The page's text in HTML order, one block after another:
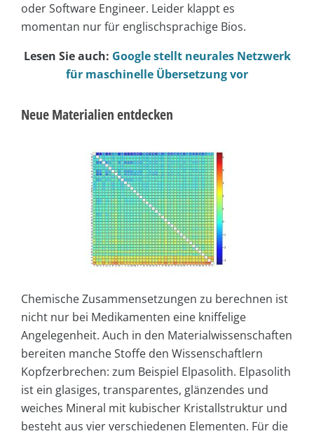
oder Software Engineer. Leider klappt es
momentan nur für englischsprachige Bios.
Lesen Sie auch: Google stellt neurales Netzwerk
für maschinelle Übersetzung vor
Neue Materialien entdecken
Chemische Zusammensetzungen zu berechnen ist
nicht nur bei Medikamenten eine kniffelige
Angelegenheit. Auch in den Materialwissenschaften
bereiten manche Stoffe den Wissenschaftlern
Kopfzerbrechen: zum Beispiel Elpasolith. Elpasolith
ist ein glasiges, transparentes, glänzendes und
weiches Mineral mit kubischer Kristallstruktur und
besteht aus vier verschiedenen Elementen. Für die